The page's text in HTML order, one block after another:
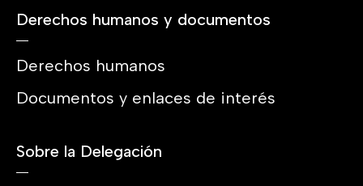
Derechos humanos y documentos
Derechos humanos
Documentos y enlaces de interés
Sobre la Delegación